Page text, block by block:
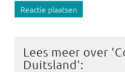
Reactie plaatsen
Lees meer over '
Duitsland':